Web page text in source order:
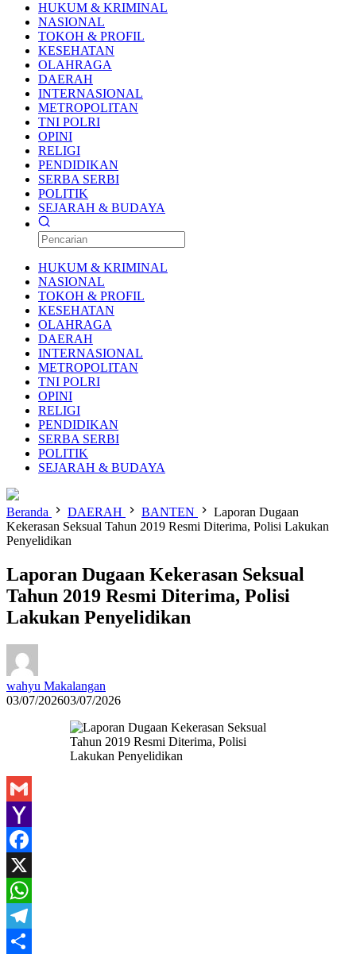
HUKUM & KRIMINAL
NASIONAL
TOKOH & PROFIL
KESEHATAN
OLAHRAGA
DAERAH
INTERNASIONAL
METROPOLITAN
TNI POLRI
OPINI
RELIGI
PENDIDIKAN
SERBA SERBI
POLITIK
SEJARAH & BUDAYA
HUKUM & KRIMINAL
NASIONAL
TOKOH & PROFIL
KESEHATAN
OLAHRAGA
DAERAH
INTERNASIONAL
METROPOLITAN
TNI POLRI
OPINI
RELIGI
PENDIDIKAN
SERBA SERBI
POLITIK
SEJARAH & BUDAYA
Beranda DAERAH BANTEN
Laporan Dugaan
Kekerasan Seksual Tahun 2019 Resmi Diterima, Polisi Lakukan
Penyelidikan
Laporan Dugaan Kekerasan Seksual
Tahun 2019 Resmi Diterima, Polisi
Lakukan Penyelidikan
wahyu Makalangan
03/07/202603/07/2026
Gmail
Yahoo
Mail
Facebook
X
WhatsApp
Telegram